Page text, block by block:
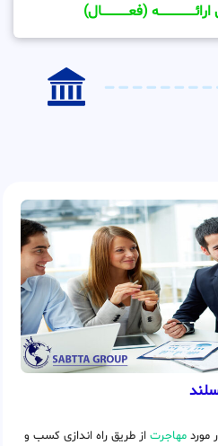
(فعـــــــــــــــال)
مورد مهاجرت از طریق راه اندازی کسب و